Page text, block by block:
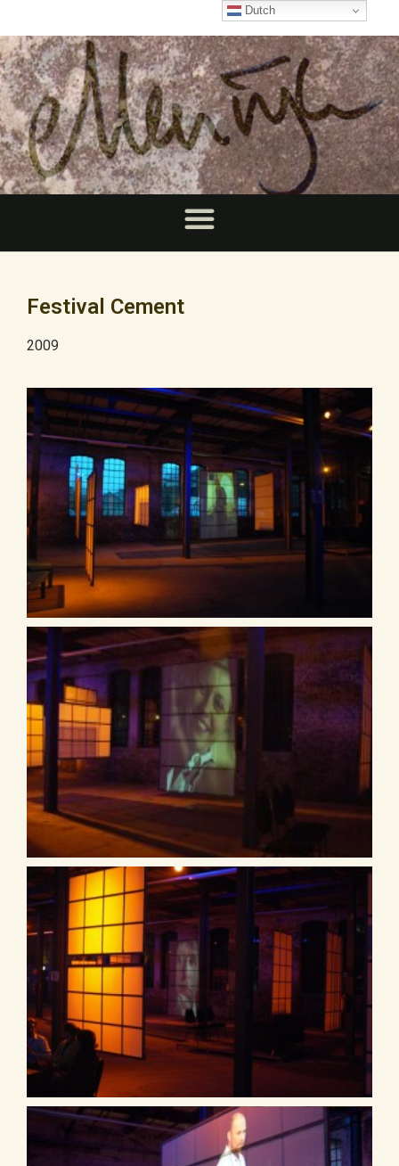
Festival Cement
2009
Dutch